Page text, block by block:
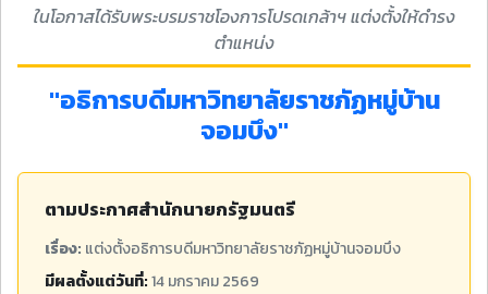
ในโอกาสได้รับพระบรมราชโองการโปรดเกล้าฯ แต่งตั้งให้ดำรง
ตำแหน่ง
"อธิการบดีมหาวิทยาลัยราชภัฏหมู่บ้าน
จอมบึง"
ตามประกาศสำนักนายกรัฐมนตรี
เรื่อง: แต่งตั้งอธิการบดีมหาวิทยาลัยราชภัฏหมู่บ้านจอมบึง
มีผลตั้งแต่วันที่:14 มกราคม 2569